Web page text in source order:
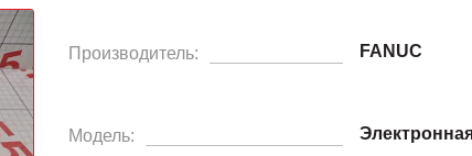
Производитель: FANUC
Модель: